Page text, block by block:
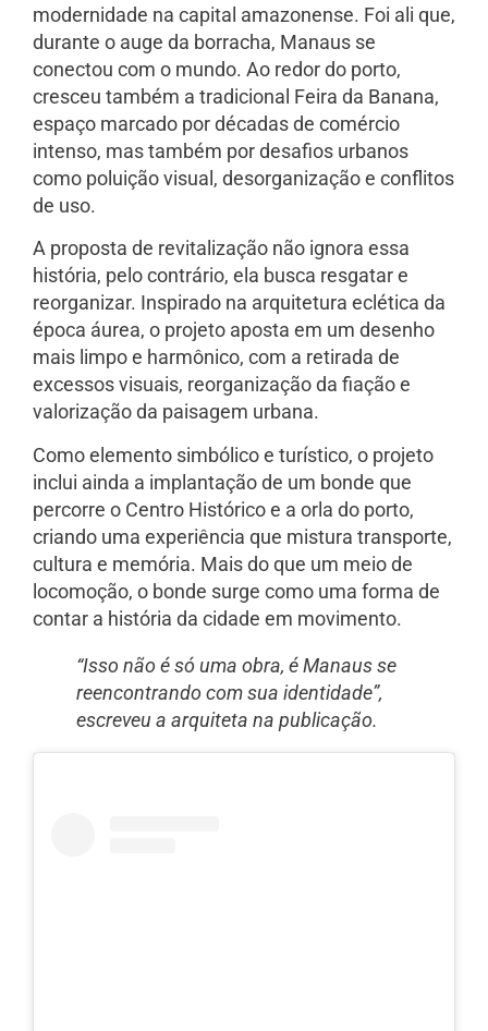
modernidade na capital amazonense. Foi ali que,
durante o auge da borracha, Manaus se
conectou com o mundo. Ao redor do porto,
cresceu também a tradicional Feira da Banana,
espaço marcado por décadas de comércio
intenso, mas também por desafios urbanos
como poluição visual, desorganização e conflitos
de uso.
A proposta de revitalização não ignora essa
história, pelo contrário, ela busca resgatar e
reorganizar. Inspirado na arquitetura eclética da
época áurea, o projeto aposta em um desenho
mais limpo e harmônico, com a retirada de
excessos visuais, reorganização da fiação e
valorização da paisagem urbana.
Como elemento simbólico e turístico, o projeto
inclui ainda a implantação de um bonde que
percorre o Centro Histórico e a orla do porto,
criando uma experiência que mistura transporte,
cultura e memória. Mais do que um meio de
locomoção, o bonde surge como uma forma de
contar a história da cidade em movimento.
“Isso não é só uma obra, é Manaus se
reencontrando com sua identidade”,
escreveu a arquiteta na publicação.